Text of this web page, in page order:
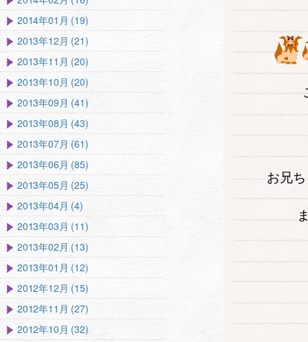
お兄
2014年01月 (19)
2013年12月 (21)
2013年11月 (20)
2013年10月 (20)
2013年09月 (41)
2013年08月 (43)
2013年07月 (61)
2013年06月 (85)
2013年05月 (25)
2013年04月 (4)
2013年03月 (11)
2013年02月 (13)
2013年01月 (12)
2012年12月 (15)
2012年11月 (27)
2012年10月 (32)